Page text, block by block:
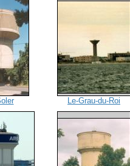
Le-Grau-du-Roi